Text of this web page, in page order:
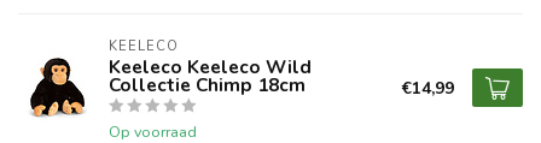
KEELECO
Keeleco Keeleco Wild
Collectie Chimp 18cm
Op voorraad
€14,99